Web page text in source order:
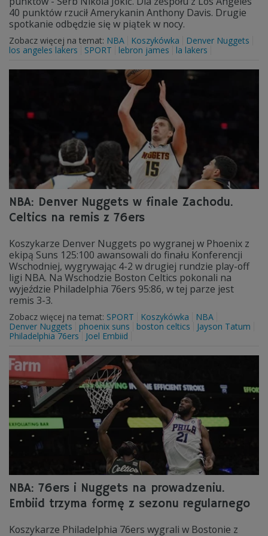
40 punktów rzucił Amerykanin Anthony Davis. Drugie
spotkanie odbędzie się w piątek w nocy.
Zobacz więcej na temat: NBA Koszykówka
Denver Nuggets
los angeles lakers
SPORT lebron james la lakers
NBA: Denver Nuggets w finale Zachodu.
Celtics na remis z 76ers
Koszykarze Denver Nuggets po wygranej w Phoenix z
ekipą Suns 125:100 awansowali do finału Konferencji
Wschodniej, wygrywając 4-2 w drugiej rundzie play-off
ligi NBA. Na Wschodzie Boston Celtics pokonali na
wyjeździe Philadelphia 76ers 95:86, w tej parze jest
remis 3-3.
Zobacz więcej na temat: SPORT Koszykówka
NBA
Denver Nuggets
phoenix suns boston celtics
Jayson Tatum
Philadelphia 76ers
Joel Embiid
NBA: 76ers i Nuggets na prowadzeniu.
Embiid trzyma formę z sezonu regularnego
Koszykarze Philadelphia 76ers wygrali w Bostonie z